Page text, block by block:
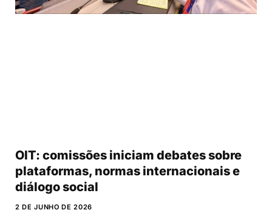
OIT: comissões iniciam debates sobre
plataformas, normas internacionais e
diálogo social
2 DE JUNHO DE 2026